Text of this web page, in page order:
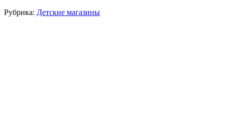
Рубрика: Детские магазины